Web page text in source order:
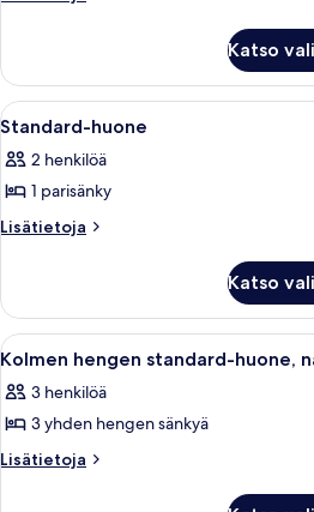
merinäköala
kuvat
standard-
huone,
merinäköala
Katso
Avaa
kaikki
huonetyypin
Standard-
huone
5
Standard-huone
2 henkilöä
1 parisänky
Lisätietoja
Lisätietoja
Katso
Avaa
kaikki
huonetyypin
Kolmen
hengen
6
Kolmen hengen standard-huone,
3 henkilöä
3 yhden hengen sänkyä
Lisätietoja
Lisätietoja